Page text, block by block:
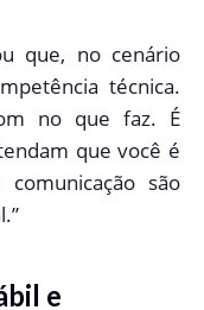
que, no cenário
técnica.
no que faz. É
que você é
são
e